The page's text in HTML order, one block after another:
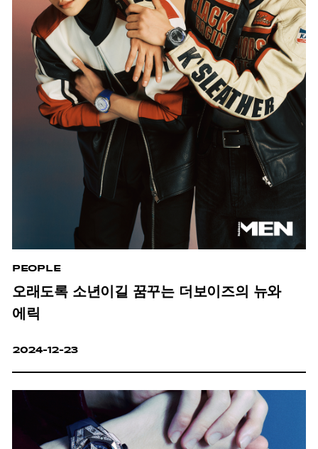
PEOPLE
오래도록 소년이길 꿈꾸는 더보이즈의 뉴와
에릭
2024-12-23